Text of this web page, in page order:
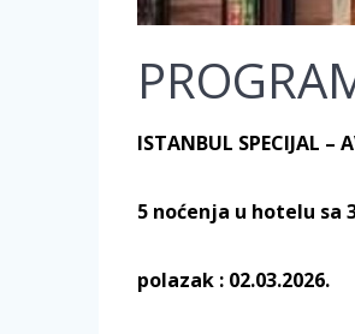
ISTANBUL SPECIJAL –
5 noćenja u hotelu sa
polazak :